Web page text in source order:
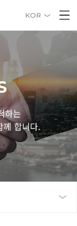
KOR
하는
께 합니다.